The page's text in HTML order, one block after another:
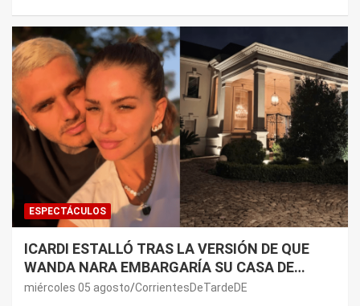
ESPECTÁCULOS
ICARDI ESTALLÓ TRAS LA VERSIÓN DE QUE
WANDA NARA EMBARGARÍA SU CASA DE
NORDELTA: “NECESITAN RASCAR DE ALGÚN
miércoles 05 agosto CorrientesDeTardeDE